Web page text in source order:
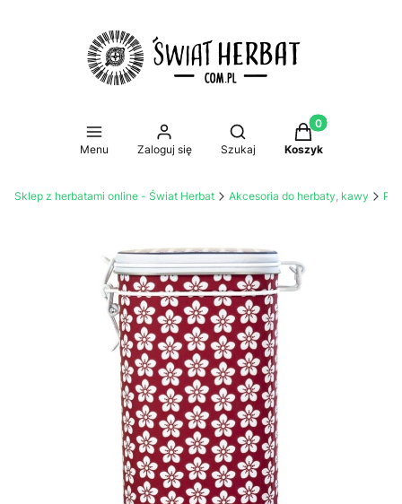
Menu Zaloguj się
Otwórz wyszukiwarkę
Szukaj
Produkty w
Koszyk
Sklep z herbatami online - Świat Herbat Akcesoria do herbaty, kawy